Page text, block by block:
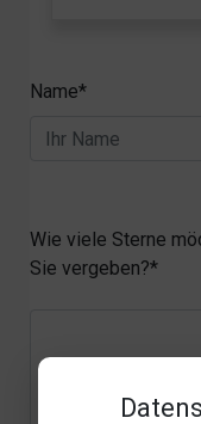
Name*
Wie viele Sterne
Sie vergeben?*